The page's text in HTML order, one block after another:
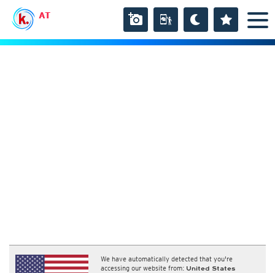
AT
We have automatically detected that you're
accessing our website from: United States